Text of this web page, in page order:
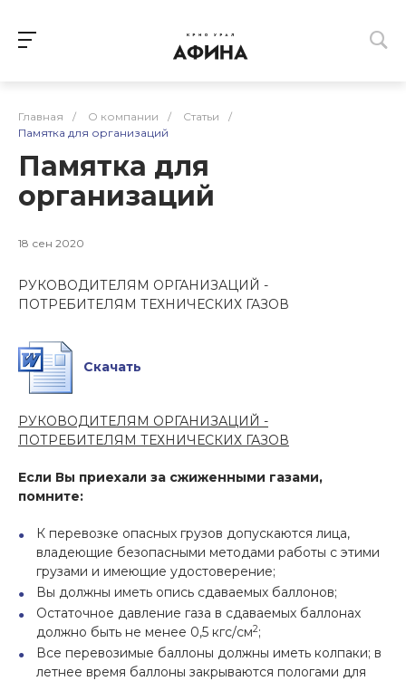
Главная / О компании / Статьи
/
Памятка для организаций
Памятка для
организаций
18 сен 2020
РУКОВОДИТЕЛЯМ ОРГАНИЗАЦИЙ -
ПОТРЕБИТЕЛЯМ ТЕХНИЧЕСКИХ ГАЗОВ
Скачать
РУКОВОДИТЕЛЯМ ОРГАНИЗАЦИЙ -
ПОТРЕБИТЕЛЯМ ТЕХНИЧЕСКИХ ГАЗОВ
Если Вы приехали за сжиженными газами,
помните:
К перевозке опасных грузов допускаются лица,
владеющие безопасными методами работы с этими
грузами и имеющие удостоверение;
Вы должны иметь опись сдаваемых баллонов;
Остаточное давление газа в сдаваемых баллонах
должно быть не менее 0,5 кгс/см2;
Все перевозимые баллоны должны иметь колпаки; в
летнее время баллоны закрываются пологами для